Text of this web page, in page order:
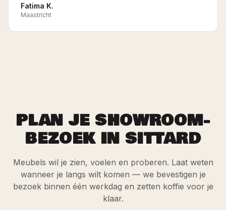
Fatima K.
Maastricht
PLAN JE SHOWROOM-
BEZOEK IN SITTARD
Meubels wil je zien, voelen en proberen. Laat weten
wanneer je langs wilt komen — we bevestigen je
bezoek binnen één werkdag en zetten koffie voor je
klaar.